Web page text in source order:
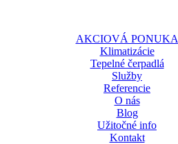
AKCIOVÁ PONUKA
Klimatizácie
Tepelné čerpadlá
Služby
Referencie
O nás
Blog
Užitočné info
Kontakt